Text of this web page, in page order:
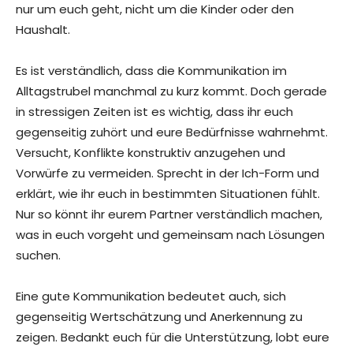
nur um euch geht, nicht um die Kinder oder den
Haushalt.
Es ist verständlich, dass die Kommunikation im
Alltagstrubel manchmal zu kurz kommt. Doch gerade
in stressigen Zeiten ist es wichtig, dass ihr euch
gegenseitig zuhört und eure Bedürfnisse wahrnehmt.
Versucht, Konflikte konstruktiv anzugehen und
Vorwürfe zu vermeiden. Sprecht in der Ich-Form und
erklärt, wie ihr euch in bestimmten Situationen fühlt.
Nur so könnt ihr eurem Partner verständlich machen,
was in euch vorgeht und gemeinsam nach Lösungen
suchen.
Eine gute Kommunikation bedeutet auch, sich
gegenseitig Wertschätzung und Anerkennung zu
zeigen. Bedankt euch für die Unterstützung, lobt eure